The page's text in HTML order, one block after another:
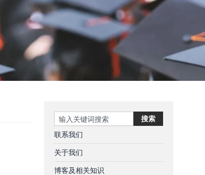
Search 搜索
联系我们
关于我们
博客及相关知识